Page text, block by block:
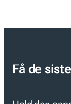
Få de